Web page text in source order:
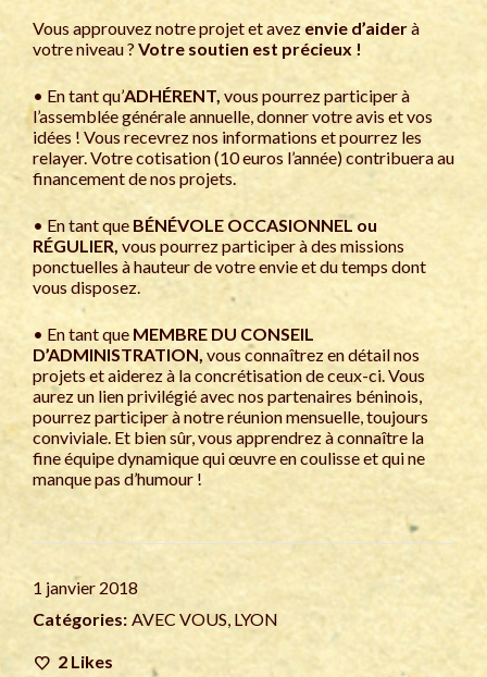
Vous approuvez notre projet et avez envie d’aiderà
votre niveau ?Votre soutien est précieux !
• En tant qu’ADHÉRENT, vous pourrez participer à
l’assemblée générale annuelle, donner votre avis et vos
idées ! Vous recevrez nos informations et pourrez les
relayer. Votre cotisation (10 euros l’année) contribuera au
financement de nos projets.
• En tant que BÉNÉVOLE OCCASIONNEL ou
RÉGULIER, vous pourrez participer à des missions
ponctuelles à hauteur de votre envie et du temps dont
vous disposez.
• En tant que MEMBRE DU CONSEIL
D’ADMINISTRATION, vous connaîtrez en détail nos
projets et aiderez à la concrétisation de ceux-ci. Vous
aurez un lien privilégié avec nos partenaires béninois,
pourrez participer à notre réunion mensuelle, toujours
conviviale. Et bien sûr, vous apprendrez à connaître la
fine équipe dynamique qui œuvre en coulisse et qui ne
manque pas d’humour !
1 janvier 2018
Catégories: AVEC VOUS, LYON
2 Likes